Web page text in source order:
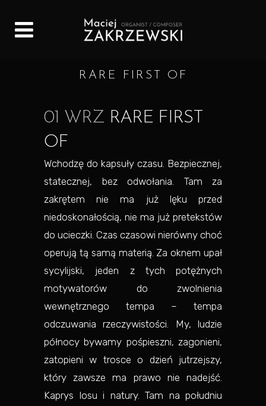
RARE FIRST OF
01 WRZ RARE FIRST
OF
Wchodzę do kapsuły czasu. Bezpiecznej,
statecznej, bez odwołania. Tam za
zakrętem nie ma już lęku przed
niedoskonałością, nie ma już pretekstów
do ucieczki. Czas czasowi nierówny choć
operują tą samą materią. Za oknem upał
sycylijski, jeden z tych potężnych
motywatorów do zwolnienia
wewnętrznego tempa – tempa
odczuwania rzeczywistości. My, ludzie
północy bywamy pośpieszni, zagonieni,
zatopieni w trosce o dzień jutrzejszy,
który zawsze ma prawo nie nadejść.
Kaprys losu i natury. Tam na południu